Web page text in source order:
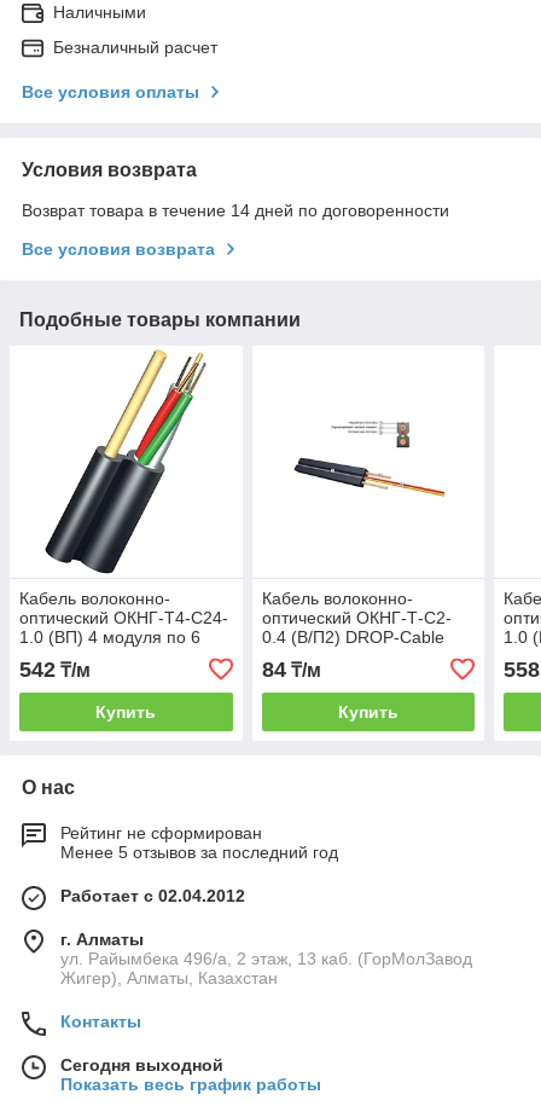
Наличными
Безналичный расчет
Все условия оплаты
Условия возврата
Возврат товара в течение 14 дней по договоренности
Все условия возврата
Подобные товары компании
Кабель волоконно-
оптический ОКНГ-Т4-С24-
1.0 (ВП) 4 модуля по 6
волокон с двумя прутками
в оболочке распредели
542 ₸/м
Купить
Кабель волоконно-
оптический ОКНГ-Т-С2-
0.4 (В/П2) DROP-Cable
кабель с двумя
стеклонитями с
полимерным покр.
84₸/м
Купить
1.0
в
558
О нас
Рейтинг не сформирован
Менее 5 отзывов за последний год
Работает с 02.04.2012
г. Алматы
ул. Райымбека 496/а, 2 этаж, 13 каб. (ГорМолЗавод
Жигер), Алматы, Казахстан
Контакты
Сегодня выходной
Показать весь график работы